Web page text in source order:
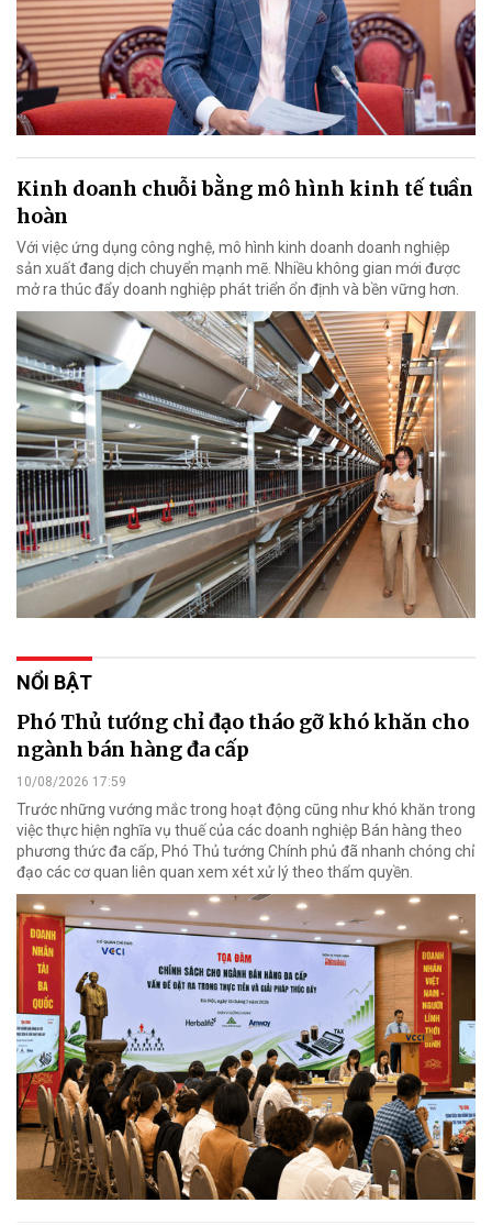
Kinh doanh chuỗi bằng mô hình kinh tế tuần
hoàn
Với việc ứng dụng công nghệ, mô hình kinh doanh doanh nghiệp
sản xuất đang dịch chuyển mạnh mẽ. Nhiều không gian mới được
mở ra thúc đẩy doanh nghiệp phát triển ổn định và bền vững hơn.
NỔI BẬT
Phó Thủ tướng chỉ đạo tháo gỡ khó khăn cho
ngành bán hàng đa cấp
10/08/2026 17:59
Trước những vướng mắc trong hoạt động cũng như khó khăn trong
việc thực hiện nghĩa vụ thuế của các doanh nghiệp Bán hàng theo
phương thức đa cấp, Phó Thủ tướng Chính phủ đã nhanh chóng chỉ
đạo các cơ quan liên quan xem xét xử lý theo thẩm quyền.